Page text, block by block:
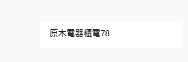
原木電器櫃電78